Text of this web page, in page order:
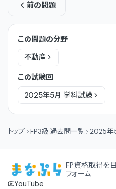
前の問題
この問題の分野
不動産
この試験回
2025年5月 学科試験
トップ FP3級 過去問一覧 2025年
FP資格取得を
フォーム
YouTube